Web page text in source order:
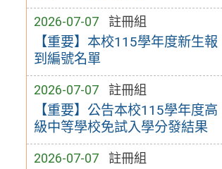
2026-07-07 註冊組
【重要】本校115學年度新生報
到編號名單
2026-07-07 註冊組
【重要】公告本校115學年度高
級中等學校免試入學分發結果
2026-07-07 註冊組